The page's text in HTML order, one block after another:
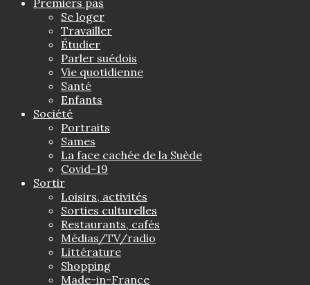
Se loger
Travailler
Étudier
Parler suédois
Vie quotidienne
Santé
Enfants
Société
Portraits
Sames
La face cachée de la Suède
Covid-19
Sortir
Loisirs, activités
Sorties culturelles
Restaurants, cafés
Médias/TV/radio
Littérature
Shopping
Made-in-France